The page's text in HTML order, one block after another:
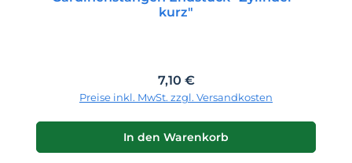
kurz"
Regulärer Preis:
7,10 €
Preise inkl. MwSt. zzgl. Versandkosten
In den Warenkorb